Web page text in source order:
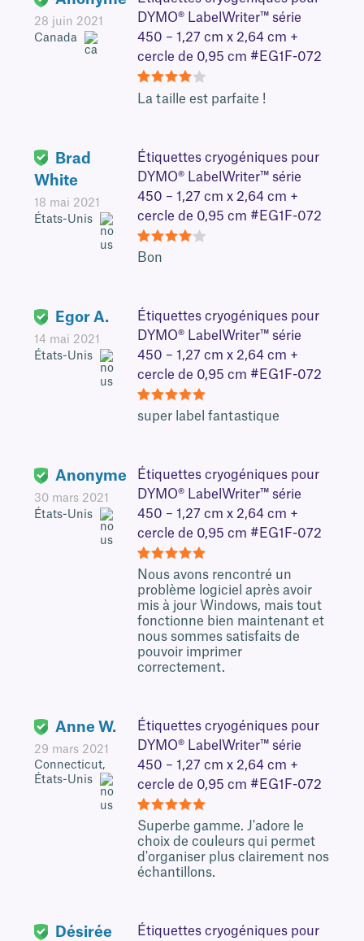
28 juin 2021
Canada
DYMO® LabelWriter™ série
450 – 1,27 cm x 2,64 cm +
cercle de 0,95 cm #EG1F-072
4La taille est parfaite !
Brad
White
18 mai 2021
États-Unis
Étiquettes cryogéniques pour
DYMO® LabelWriter™ série
450 – 1,27 cm x 2,64 cm +
cercle de 0,95 cm #EG1F-072
4Bon
Egor A.
14 mai 2021
États-Unis
Étiquettes cryogéniques pour
DYMO® LabelWriter™ série
450 – 1,27 cm x 2,64 cm +
cercle de 0,95 cm #EG1F-072
5
super label fantastique
Anonyme
30 mars 2021
États-Unis
Étiquettes cryogéniques pour
DYMO® LabelWriter™ série
450 – 1,27 cm x 2,64 cm +
cercle de 0,95 cm #EG1F-072
5Nous avons rencontré un
problème logiciel après avoir
mis à jour Windows, mais tout
fonctionne bien maintenant et
nous sommes satisfaits de
pouvoir imprimer
correctement.
Anne W.
29 mars 2021
Connecticut,
États-Unis
Étiquettes cryogéniques pour
DYMO® LabelWriter™ série
450 – 1,27 cm x 2,64 cm +
cercle de 0,95 cm #EG1F-072
5
Superbe gamme. J'adore le
choix de couleurs qui permet
d'organiser plus clairement nos
échantillons.
Désirée
Étiquettes cryogéniques pour